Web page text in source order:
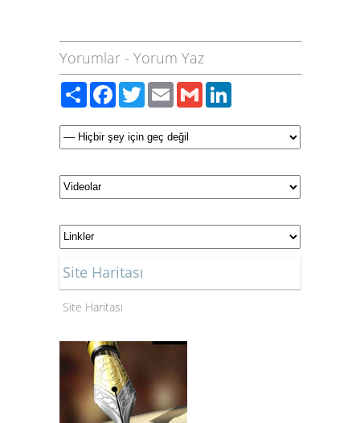
Yorumlar - Yorum Yaz
PaylaşFacebook
TwitterEmailGmail
Site Haritası
Site Haritası